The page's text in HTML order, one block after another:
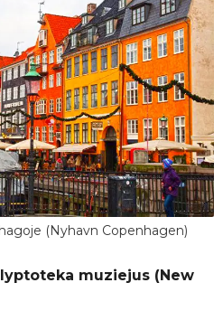
(Nyhavn Copenhagen)
muziejus (New